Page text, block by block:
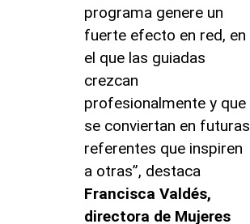
programa genere un
fuerte efecto en red, en
el que las guiadas
crezcan
profesionalmente y que
se conviertan en futuras
referentes que inspiren
a otras”, destaca
Francisca Valdés,
directora de Mujeres